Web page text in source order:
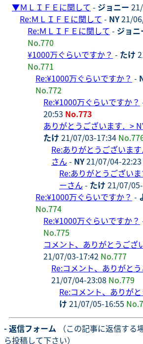
▼ＭＬＩＦＥに関して - ジョニー
Re:ＭＬＩＦＥに関して - NY21/
Re:ＭＬＩＦＥに関して - ジョニ
No.770
¥1000万ぐらいですか？ - たけ
No.771
Re:¥1000万ぐらいですか？ -
No.772
Re:¥1000万ぐらいですか？
20:53 No.773
ありがとうございます．>
たけ 21/07/03-17:34
Re:ありがとうございま
さん - NY21/07/04-22:23
Re:ありがとうござい
ーさん - たけ 21/07/
Re:¥1000万ぐらいですか？ -
No.774
Re:¥1000万ぐらいですか？
No.775
コメント、ありがとうござ
21/07/03-17:42 No.777
Re:コメント、ありがとう
21/07/04-23:08 No.779
Re:コメント、ありがと
け 21/07/05-16:55
- 返信フォーム （この記事に返信する
ら投稿して下さい）